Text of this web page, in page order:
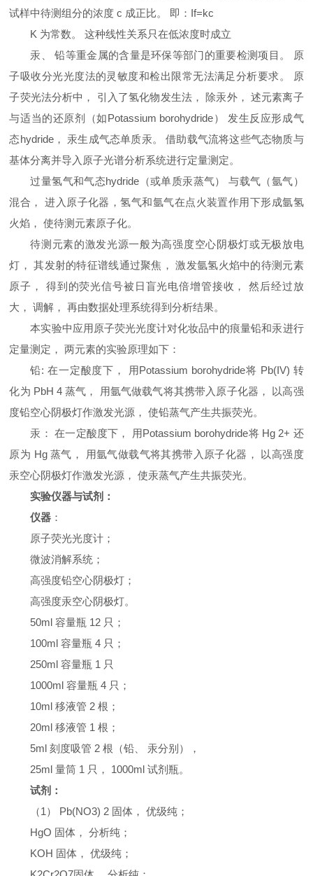
试样中待测组分的浓度 c 成正比。 即：If=kc
K 为常数。 这种线性关系只在低浓度时成立
汞、 铅等重金属的含量是环保等部门的重要检测项目。 原
子吸收分光光度法的灵敏度和检出限常无法满足分析要求。 原
子荧光法分析中， 引入了氢化物发生法， 除汞外， 述元素离子
与适当的还原剂（如Potassium borohydride） 发生反应形成气
态hydride， 汞生成气态单质汞。 借助载气流将这些气态物质与
基体分离并导入原子光谱分析系统进行定量测定。
过量氢气和气态hydride（或单质汞蒸气） 与载气（氩气）
混合， 进入原子化器，氢气和氩气在点火装置作用下形成氩氢
火焰， 使待测元素原子化。
待测元素的激发光源一般为高强度空心阴极灯或无极放电
灯， 其发射的特征谱线通过聚焦， 激发氩氢火焰中的待测元素
原子， 得到的荧光信号被日盲光电倍增管接收， 然后经过放
大， 调解， 再由数据处理系统得到分析结果。
本实验中应用原子荧光光度计对化妆品中的痕量铅和汞进行
定量测定， 两元素的实验原理如下：
铅: 在一定酸度下， 用Potassium borohydride将 Pb(IV) 转
化为 PbH 4 蒸气， 用氩气做载气将其携带入原子化器， 以高强
度铅空心阴极灯作激发光源， 使铅蒸气产生共振荧光。
汞： 在一定酸度下， 用Potassium borohydride将 Hg 2+ 还
原为 Hg 蒸气， 用氩气做载气将其携带入原子化器， 以高强度
汞空心阴极灯作激发光源， 使汞蒸气产生共振荧光。
实验仪器与试剂：
仪器 ：
原子荧光光度计；
微波消解系统；
高强度铅空心阴极灯；
高强度汞空心阴极灯。
50ml 容量瓶 12 只；
100ml 容量瓶 4 只；
250ml 容量瓶 1 只
1000ml 容量瓶 4 只；
10ml 移液管 2 根；
20ml 移液管 1 根；
5ml 刻度吸管 2 根（铅、 汞分别），
25ml 量筒 1 只， 1000ml 试剂瓶。
试剂：
（1） Pb(NO3) 2 固体， 优级纯；
HgO 固体， 分析纯；
KOH 固体， 优级纯；